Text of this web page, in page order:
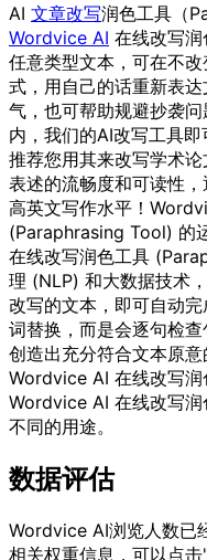
AI 文章改写润色工具（
Wordvice AI 在线改写
任意类型文本，可在不
式，用自己的话重新表
气，也可帮助规避抄袭
内，我们的AI改写工具
推荐您用其来改写学术
表述的流畅度和可读性
高英文写作水平！
(Paraphrasing Tool) 的
在线改写润色工具
理 (NLP) 和大数据技术
改写的文本，即可自动
词替换，而是会逐句检
创造出充分符合文本原
Wordvice AI 在线改写
Wordvice AI 在线改写
不同的用途。
数据评估
Wordvice AI浏览人数已
相关权重信息，可以点击